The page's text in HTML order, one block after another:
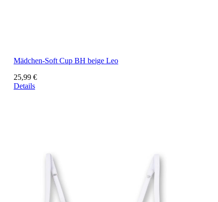
Mädchen-Soft Cup BH beige Leo
25,99 €
Details